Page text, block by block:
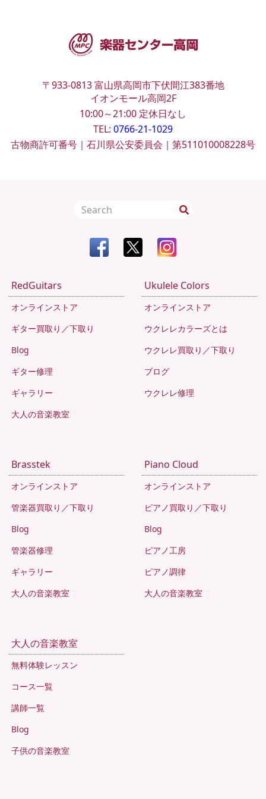
〒933-0813 富山県高岡市下伏間江383番地
イオンモール高岡2F
10:00～21:00 定休日なし
TEL: 0766-21-1029
古物商許可番号｜石川県公安委員会｜第511010008228号
RedGuitars
オンラインストア
ギター買取り／下取り
Blog
ギター修理
ギャラリー
大人の音楽教室
Ukulele Colors
オンラインストア
ウクレレカラーズとは
ウクレレ買取り／下取り
ブログ
ウクレレ修理
Brasstek
オンラインストア
管楽器買取り／下取り
Blog
管楽器修理
ギャラリー
大人の音楽教室
Piano Cloud
オンラインストア
ピアノ買取り／下取り
Blog
ピアノ工房
ピアノ調律
大人の音楽教室
大人の音楽教室
無料体験レッスン
コース一覧
講師一覧
Blog
子供の音楽教室